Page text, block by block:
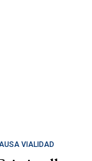
VIALIDAD